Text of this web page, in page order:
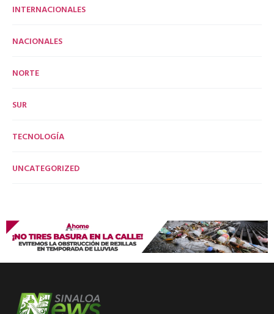
INTERNACIONALES
NACIONALES
NORTE
SUR
TECNOLOGÍA
UNCATEGORIZED